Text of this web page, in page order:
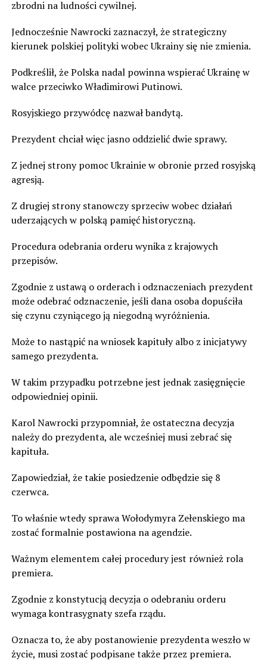
zbrodni na ludności cywilnej.
Jednocześnie Nawrocki zaznaczył, że strategiczny
kierunek polskiej polityki wobec Ukrainy się nie zmienia.
Podkreślił, że Polska nadal powinna wspierać Ukrainę w
walce przeciwko Władimirowi Putinowi.
Rosyjskiego przywódcę nazwał bandytą.
Prezydent chciał więc jasno oddzielić dwie sprawy.
Z jednej strony pomoc Ukrainie w obronie przed rosyjską
agresją.
Z drugiej strony stanowczy sprzeciw wobec działań
uderzających w polską pamięć historyczną.
Procedura odebrania orderu wynika z krajowych
przepisów.
Zgodnie z ustawą o orderach i odznaczeniach prezydent
może odebrać odznaczenie, jeśli dana osoba dopuściła
się czynu czyniącego ją niegodną wyróżnienia.
Może to nastąpić na wniosek kapituły albo z inicjatywy
samego prezydenta.
W takim przypadku potrzebne jest jednak zasięgnięcie
odpowiedniej opinii.
Karol Nawrocki przypomniał, że ostateczna decyzja
należy do prezydenta, ale wcześniej musi zebrać się
kapituła.
Zapowiedział, że takie posiedzenie odbędzie się 8
czerwca.
To właśnie wtedy sprawa Wołodymyra Zełenskiego ma
zostać formalnie postawiona na agendzie.
Ważnym elementem całej procedury jest również rola
premiera.
Zgodnie z konstytucją decyzja o odebraniu orderu
wymaga kontrasygnaty szefa rządu.
Oznacza to, że aby postanowienie prezydenta weszło w
życie, musi zostać podpisane także przez premiera.